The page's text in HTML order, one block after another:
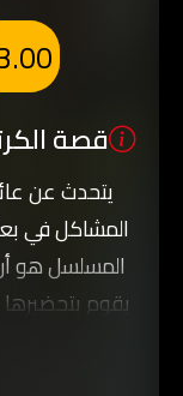
قصة
يتحدث عن
المشاكل في
المسلسل هو
يقوم بتحضيرها
ويغلب